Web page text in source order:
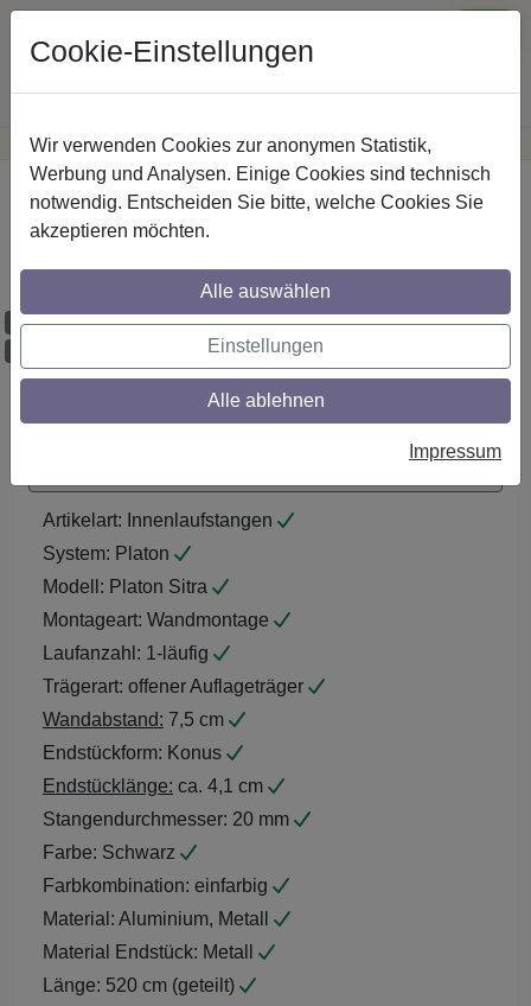
Günstige Versandkosteninnerhalb Österreichs· Sichere Zahlung
Startseite
IL-Stilg. 20 mm 1-lfg. Platon Sitra 520 cm
Schwarz
Maßzuschnitt möglich
Artikelart: Innenlaufstangen
System: Platon
Modell: Platon Sitra
Montageart: Wandmontage
Laufanzahl: 1-läufig
Trägerart: offener Auflageträger
Wandabstand: 7,5 cm
Endstückform: Konus
Endstücklänge: ca. 4,1 cm
Stangendurchmesser: 20 mm
Farbe: Schwarz
Farbkombination: einfarbig
Material: Aluminium, Metall
Material Endstück: Metall
Länge: 520 cm (geteilt)
Cookie-Einstellungen
Wir verwenden Cookies zur anonymen Statistik,
Werbung und Analysen. Einige Cookies sind technisch
notwendig. Entscheiden Sie bitte, welche Cookies Sie
akzeptieren möchten.
Alle auswählen
Einstellungen
Alle ablehnen
Impressum